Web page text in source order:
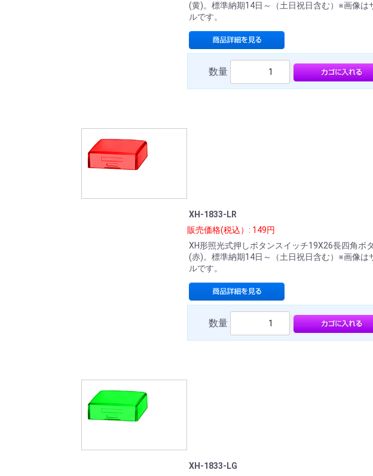
(黄)。標準納期14日～（土日祝日含む）※画像は
ルです。
数量
XH-1833-LR
販売価格(税込）: 149円
XH形照光式押しボタンスイッチ19X26長四角ボ
(赤)。標準納期14日～（土日祝日含む）※画像は
ルです。
数量
XH-1833-LG